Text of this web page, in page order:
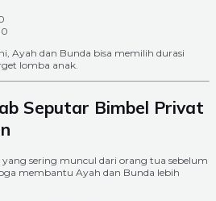
Ayah dan Bunda bisa memilih durasi
lomba anak.
Seputar Bimbel Privat
sering muncul dari orang tua sebelum
membantu Ayah dan Bunda lebih